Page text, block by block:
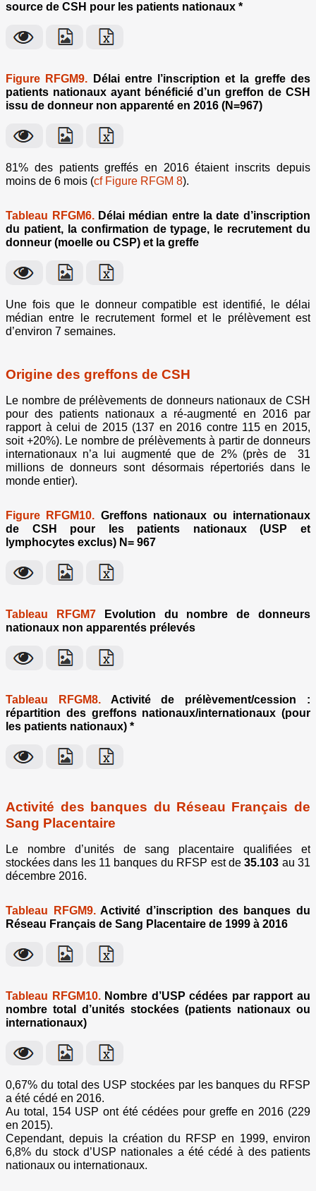
source de CSH pour les patients nationaux *
Figure RFGM9. Délai entre l’inscription et la greffe des
patients nationaux ayant bénéficié d’un greffon de CSH
issu de donneur non apparenté en 2016 (N=967)
81% des patients greffés en 2016 étaient inscrits depuis
moins de 6 mois (cf Figure RFGM 8).
Tableau RFGM6.Délai médian entre la date d’inscription
du patient, la confirmation de typage, le recrutement du
donneur (moelle ou CSP) et la greffe
Une fois que le donneur compatible est identifié, le délai
médian entre le recrutement formel et le prélèvement est
d’environ 7 semaines.
Origine des greffons de CSH
Le nombre de prélèvements de donneurs nationaux de CSH
pour des patients nationaux a ré-augmenté en 2016 par
rapport à celui de 2015 (137 en 2016 contre 115 en 2015,
soit +20%). Le nombre de prélèvements à partir de donneurs
internationaux n’a lui augmenté que de 2% (près de 31
millions de donneurs sont désormais répertoriés dans le
monde entier).
Figure RFGM10. Greffons nationaux ou internationaux
de CSH pour les patients nationaux (USP et
lymphocytes exclus) N= 967
Tableau RFGM7Evolution du nombre de donneurs
nationaux non apparentés prélevés
Tableau RFGM8.Activité de prélèvement/cession :
répartition des greffons nationaux/internationaux (pour
les patients nationaux) *
Activité des banques du Réseau Français de
Sang Placentaire
Le nombre d’unités de sang placentaire qualifiées et
stockées dans les 11 banques du RFSP est de35.103 au 31
décembre 2016.
Tableau RFGM9.Activité d’inscription des banques du
Réseau Français de Sang Placentaire de 1999 à 2016
Tableau RFGM10.Nombre d’USP cédées par rapport au
nombre total d’unités stockées (patients nationaux ou
internationaux)
0,67% du total des USP stockées par les banques du RFSP
a été cédé en 2016.
Au total, 154 USP ont été cédées pour greffe en 2016 (229
en 2015).
Cependant, depuis la création du RFSP en 1999, environ
6,8% du stock d’USP nationales a été cédé à des patients
nationaux ou internationaux.